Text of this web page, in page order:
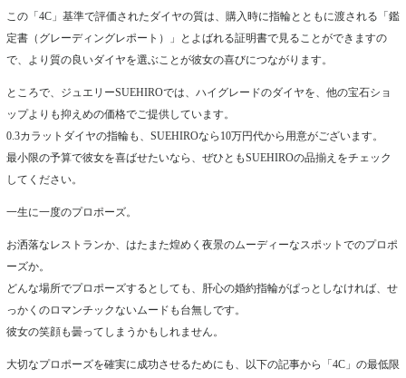
この「4C」基準で評価されたダイヤの質は、購入時に指輪とともに渡される「鑑
定書（グレーディングレポート）」とよばれる証明書で見ることができますの
で、より質の良いダイヤを選ぶことが彼女の喜びにつながります。
ところで、ジュエリーSUEHIROでは、ハイグレードのダイヤを、他の宝石ショ
ップよりも抑えめの価格でご提供しています。
0.3カラットダイヤの指輪も、SUEHIROなら10万円代から用意がございます。
最小限の予算で彼女を喜ばせたいなら、ぜひともSUEHIROの品揃えをチェック
してください。
一生に一度のプロポーズ。
お洒落なレストランか、はたまた煌めく夜景のムーディーなスポットでのプロポ
ーズか。
どんな場所でプロポーズするとしても、肝心の婚約指輪がぱっとしなければ、せ
っかくのロマンチックないムードも台無しです。
彼女の笑顔も曇ってしまうかもしれません。
大切なプロポーズを確実に成功させるためにも、以下の記事から「4C」の最低限